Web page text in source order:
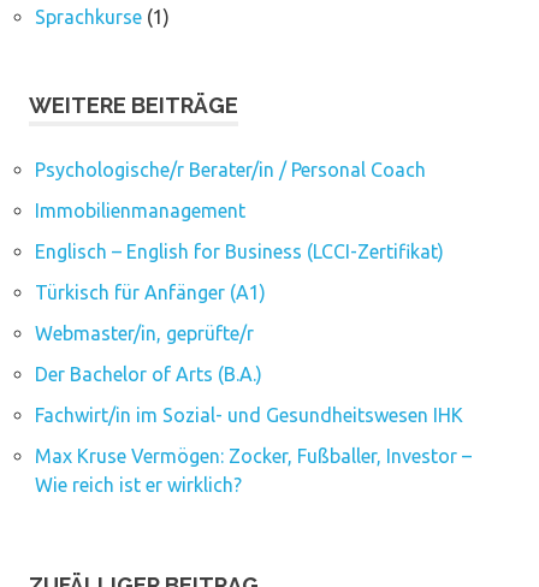
Sprachkurse(1)
WEITERE BEITRÄGE
Psychologische/r Berater/in / Personal Coach
Immobilienmanagement
Englisch – English for Business (LCCI-Zertifikat)
Türkisch für Anfänger (A1)
Webmaster/in, geprüfte/r
Der Bachelor of Arts (B.A.)
Fachwirt/in im Sozial- und Gesundheitswesen IHK
Max Kruse Vermögen: Zocker, Fußballer, Investor –
Wie reich ist er wirklich?